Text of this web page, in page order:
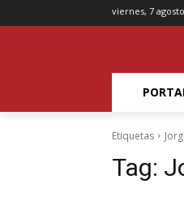
viernes, 7
Etiquetas
Tag: